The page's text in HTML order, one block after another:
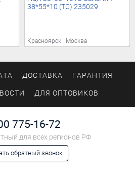
38*55*10 (TC) 235029
Красноярск Москва
ДОСТАВКА ГАРАНТИЯ
ДЛЯ ОПТОВИКОВ
775-16-72
для всех регионов РФ
обратный звонок